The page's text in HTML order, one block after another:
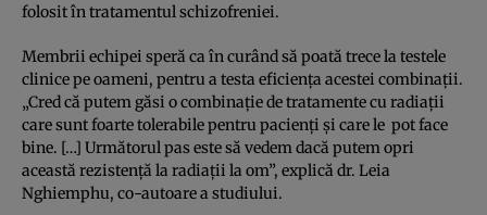
folosit în tratamentul schizofreniei.
Membrii echipei speră ca în curând să poată trece la testele
clinice pe oameni, pentru a testa eficienţa acestei combinaţii.
„Cred că putem găsi o combinaţie de tratamente cu radiaţii
care sunt foarte tolerabile pentru pacienţi şi care le pot face
bine. […] Următorul pas este să vedem dacă putem opri
această rezistenţă la radiaţii la om”, explică dr. Leia
Nghiemphu, co-autoare a studiului.